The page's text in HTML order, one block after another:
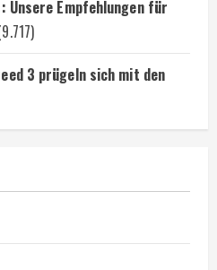
Unsere Empfehlungen für
3 prügeln sich mit den